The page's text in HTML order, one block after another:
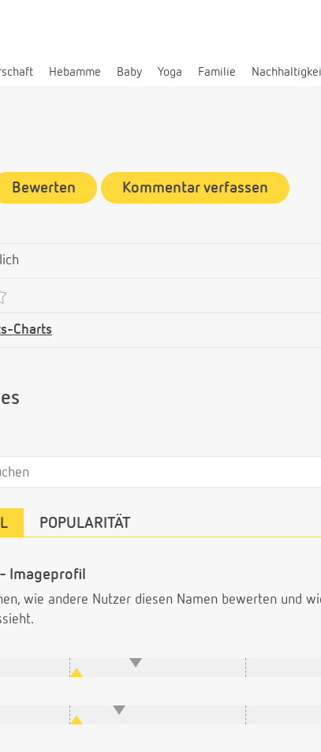
Hebamme Baby Yoga Familie
Bewerten Kommentar verfassen
Charts
POPULARITÄT
Imageprofil
wie andere Nutzer diesen Namen bewerten und